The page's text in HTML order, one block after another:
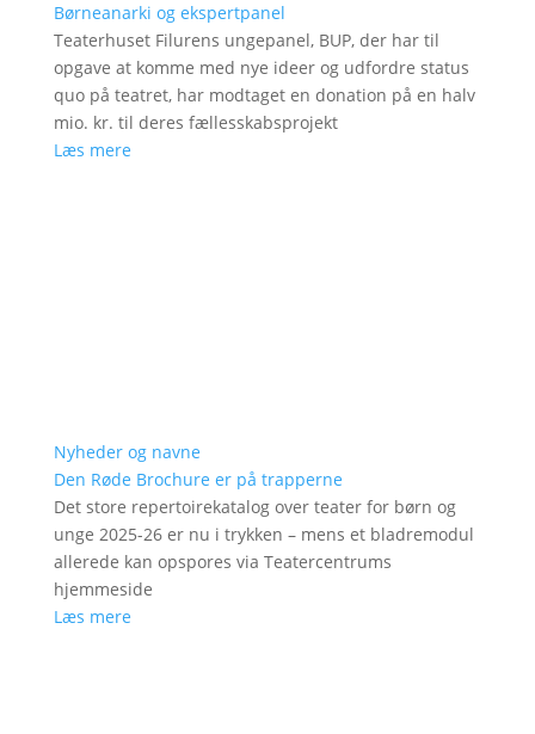
Børneanarki og ekspertpanel
Teaterhuset Filurens ungepanel, BUP, der har til
opgave at komme med nye ideer og udfordre status
quo på teatret, har modtaget en donation på en halv
mio. kr. til deres fællesskabsprojekt
Læs mere
Nyheder og navne
Den Røde Brochure er på trapperne
Det store repertoirekatalog over teater for børn og
unge 2025-26 er nu i trykken – mens et bladremodul
allerede kan opspores via Teatercentrums
hjemmeside
Læs mere